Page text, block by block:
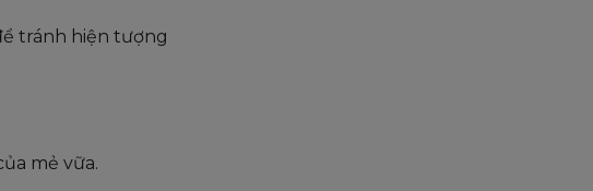
tránh hiện tượng
mẻ vữa.